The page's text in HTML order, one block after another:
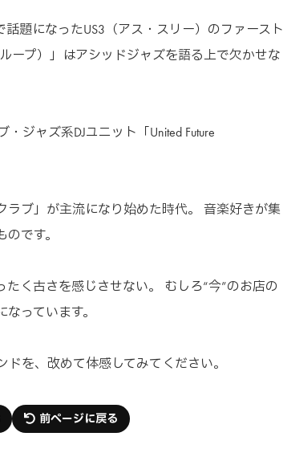
題になったUS3（アス・スリー）のファースト
ープ）」はアシッドジャズを語る上で欠かせな
ジャズ系DJユニット「United Future
ブ」が主流になり始めた時代。 音楽好きが集
です。
く古さを感じさせない。 むしろ“今”のお店の
っています。
を、改めて体感してみてください。
前ページに戻る